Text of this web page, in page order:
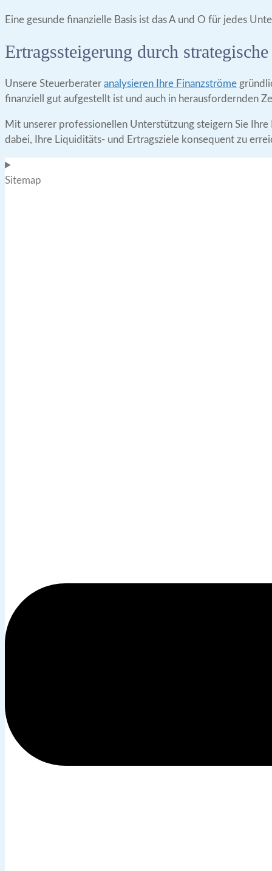
Eine gesunde finanzielle Basis ist das A und O für jedes
Ertragssteigerung durch
Unsere Steuerberater analysieren Ihre Finanzströme
finanziell gut aufgestellt ist und auch in herausfordernden
Mit unserer professionellen Unterstützung steigern Sie
dabei, Ihre Liquiditäts- und Ertragsziele konsequent zu
Sitemap